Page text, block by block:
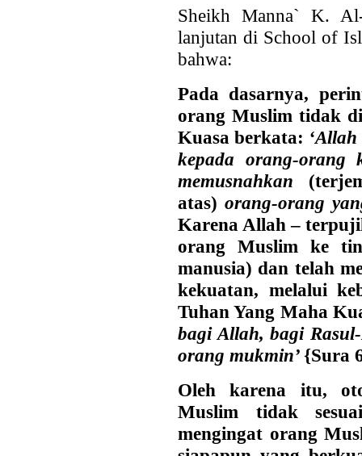
Sheikh Manna` K.
lanjutan di School of
bahwa:
Pada dasarnya,
orang Muslim tidak
Kuasa berkata:
kepada orang-
memusnahkan
atas)orang-orang
Karena Allah –
orang Muslim ke
manusia) dan telah
kekuatan, melalui
Tuhan Yang Maha
bagi Allah, bagi
orang mukmin’{Sura
Oleh karena itu,
Muslim tidak
mengingat orang